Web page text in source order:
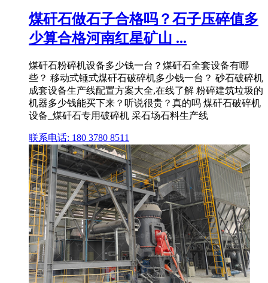
煤矸石做石子合格吗？石子压碎值多
少算合格河南红星矿山 ...
煤矸石粉碎机设备多少钱一台？煤矸石全套设备有哪
些？ 移动式锤式煤矸石破碎机多少钱一台？ 砂石破碎机
成套设备生产线配置方案大全,在线了解 粉碎建筑垃圾的
机器多少钱能买下来？听说很贵？真的吗 煤矸石破碎机
设备_煤矸石专用破碎机 采石场石料生产线
联系电话: 180 3780 8511